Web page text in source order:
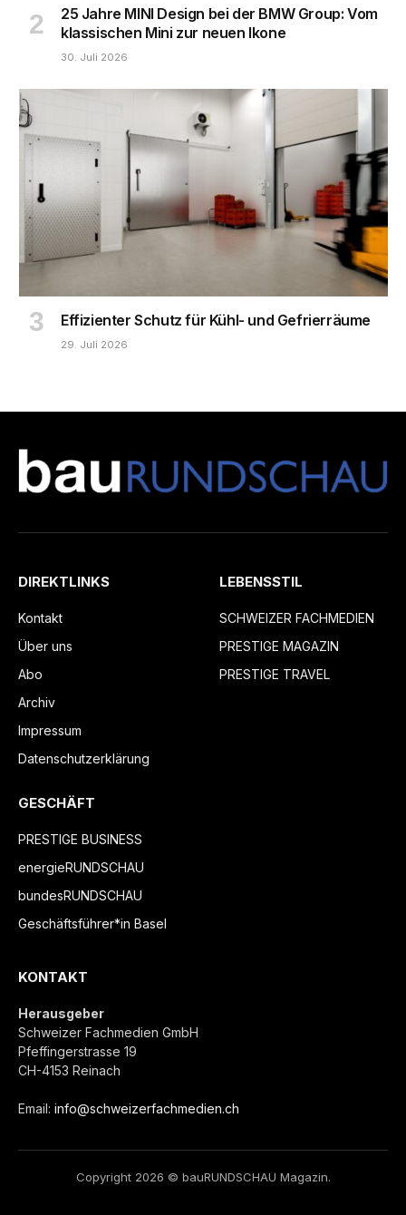
25 Jahre MINI Design bei der BMW Group: Vom
klassischen Mini zur neuen Ikone
30. Juli 2026
Effizienter Schutz für Kühl- und Gefrierräume
29. Juli 2026
DIREKTLINKS
Kontakt
Über uns
Abo
Archiv
Impressum
Datenschutzerklärung
LEBENSSTIL
SCHWEIZER FACHMEDIEN
PRESTIGE MAGAZIN
PRESTIGE TRAVEL
GESCHÄFT
PRESTIGE BUSINESS
energieRUNDSCHAU
bundesRUNDSCHAU
Geschäftsführer*in Basel
KONTAKT
Herausgeber
Schweizer Fachmedien GmbH
Pfeffingerstrasse 19
CH-4153 Reinach
Email: info@schweizerfachmedien.ch
Copyright 2026 © bauRUNDSCHAU Magazin.